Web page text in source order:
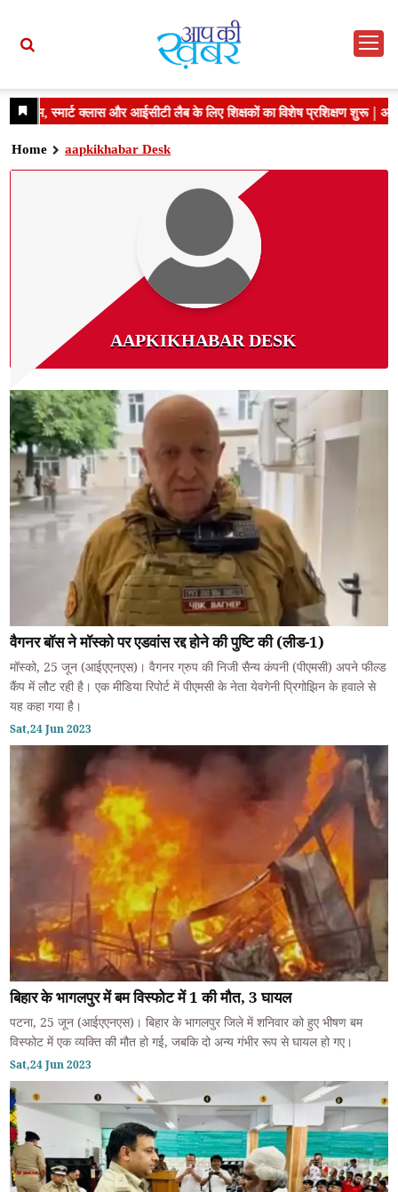
Home aapkikhabar Desk
AAPKIKHABAR DESK
वैगनर बॉस ने मॉस्को पर एडवांस रद्द होने की पुष्टि की (लीड-1)
मॉस्को, 25 जून (आईएएनएस)। वैगनर ग्रुप की निजी सैन्य कंपनी (पीएमसी) अपने फील्ड
कैंप में लौट रही है। एक मीडिया रिपोर्ट में पीएमसी के नेता येवगेनी प्रिगोझिन के हवाले से
यह कहा गया है।
Sat,24 Jun 2023
बिहार के भागलपुर में बम विस्फोट में 1 की मौत, 3 घायल
पटना, 25 जून (आईएएनएस)। बिहार के भागलपुर जिले में शनिवार को हुए भीषण बम
विस्फोट में एक व्यक्ति की मौत हो गई, जबकि दो अन्य गंभीर रूप से घायल हो गए।
Sat,24 Jun 2023